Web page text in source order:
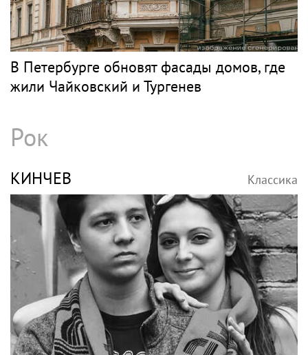
В Петербурге обновят фасады домов, где
жили Чайковский и Тургенев
Рок
КИНЧЕВ Классика